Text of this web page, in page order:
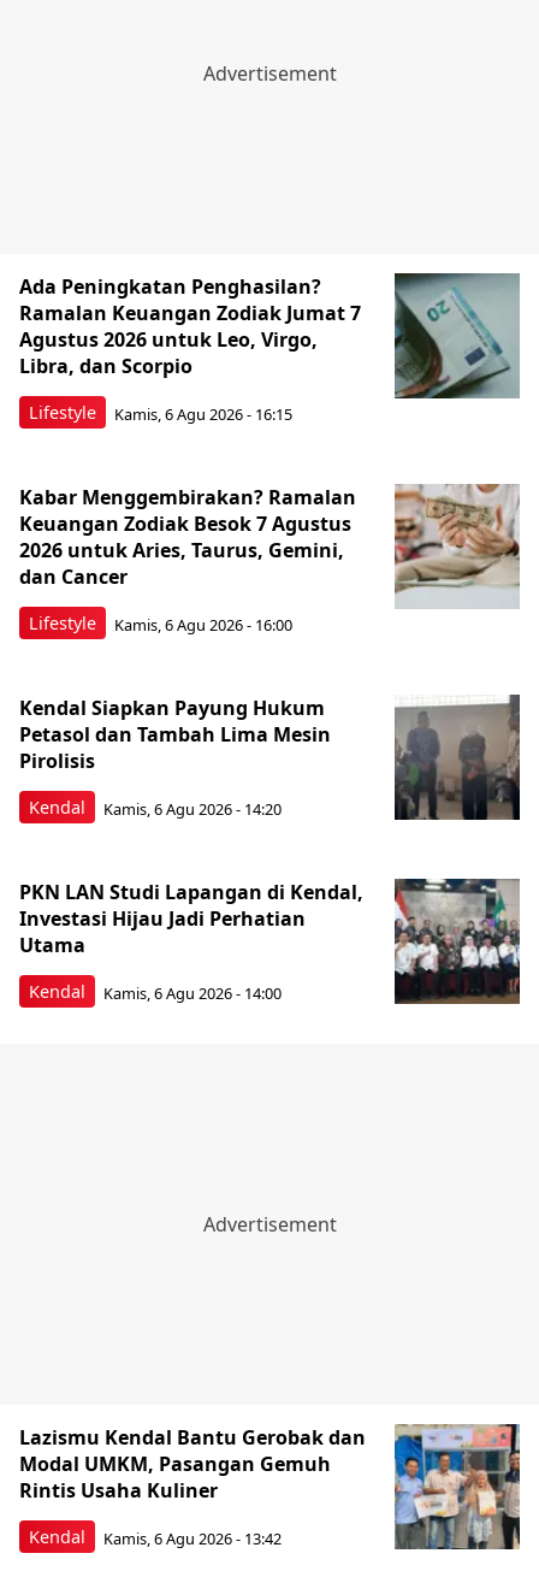
Lifestyle
Ada Peningkatan Penghasilan?
Ramalan Keuangan Zodiak Jumat 7
Agustus 2026 untuk Leo, Virgo,
Libra, dan Scorpio
Kamis, 6 Agu 2026 - 16:15
Lifestyle
Kabar Menggembirakan? Ramalan
Keuangan Zodiak Besok 7 Agustus
2026 untuk Aries, Taurus, Gemini,
dan Cancer
Kamis, 6 Agu 2026 - 16:00
Kendal
Kendal Siapkan Payung Hukum
Petasol dan Tambah Lima Mesin
Pirolisis
Kamis, 6 Agu 2026 - 14:20
Kendal
PKN LAN Studi Lapangan di Kendal,
Investasi Hijau Jadi Perhatian
Utama
Kamis, 6 Agu 2026 - 14:00
Kendal
Lazismu Kendal Bantu Gerobak dan
Modal UMKM, Pasangan Gemuh
Rintis Usaha Kuliner
Kamis, 6 Agu 2026 - 13:42